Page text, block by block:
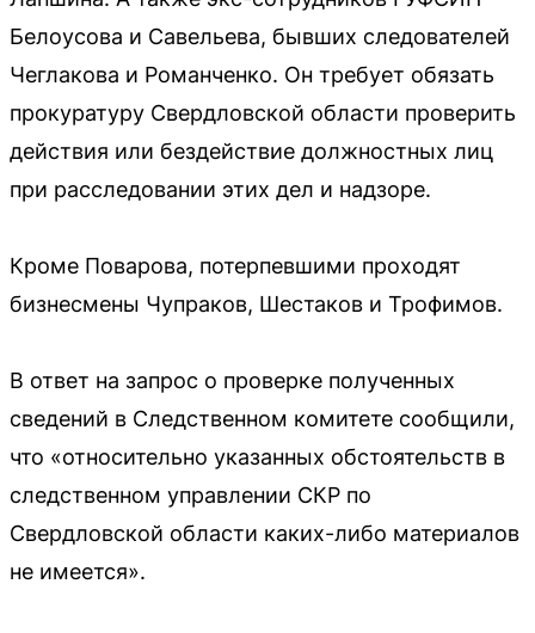
Белоусова и Савельева, бывших следователей
Чеглакова и Романченко. Он требует обязать
прокуратуру Свердловской области проверить
действия или бездействие должностных лиц
при расследовании этих дел и надзоре.
Кроме Поварова, потерпевшими проходят
бизнесмены Чупраков, Шестаков и Трофимов.
В ответ на запрос о проверке полученных
сведений в Следственном комитете сообщили,
что «относительно указанных обстоятельств в
следственном управлении СКР по
Свердловской области каких-либо материалов
не имеется».